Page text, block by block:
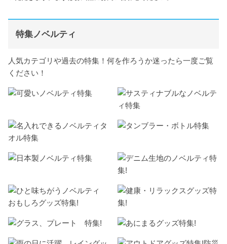
特集ノベルティ
人気カテゴリや過去の特集！何を作ろうか迷ったら一度ご覧
ください！